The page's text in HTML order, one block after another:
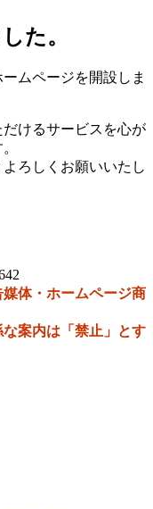
た。
ムページを開設しま
けるサービスを心が
ろしくお願いいたし
体・ホームページ商
な案内は「禁止」とす